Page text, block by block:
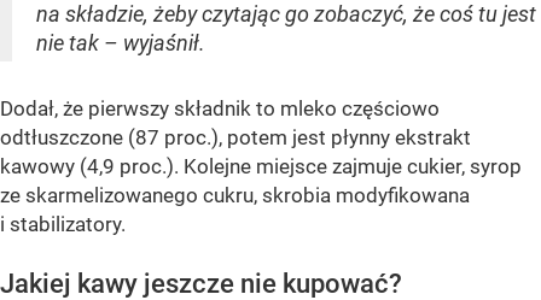
na składzie, żeby czytając go zobaczyć, że coś tu jest
nie tak – wyjaśnił.
Dodał, że pierwszy składnik to mleko częściowo
odtłuszczone (87 proc.), potem jest płynny ekstrakt
kawowy (4,9 proc.). Kolejne miejsce zajmuje cukier, syrop
ze skarmelizowanego cukru, skrobia modyfikowana
i stabilizatory.
Jakiej kawy jeszcze nie kupować?